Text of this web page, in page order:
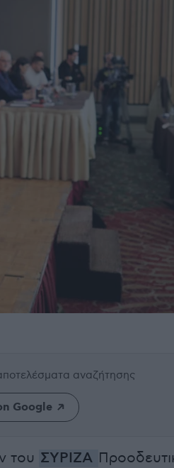
αναζήτησης
Google
του ΣΥΡΙΖΑ